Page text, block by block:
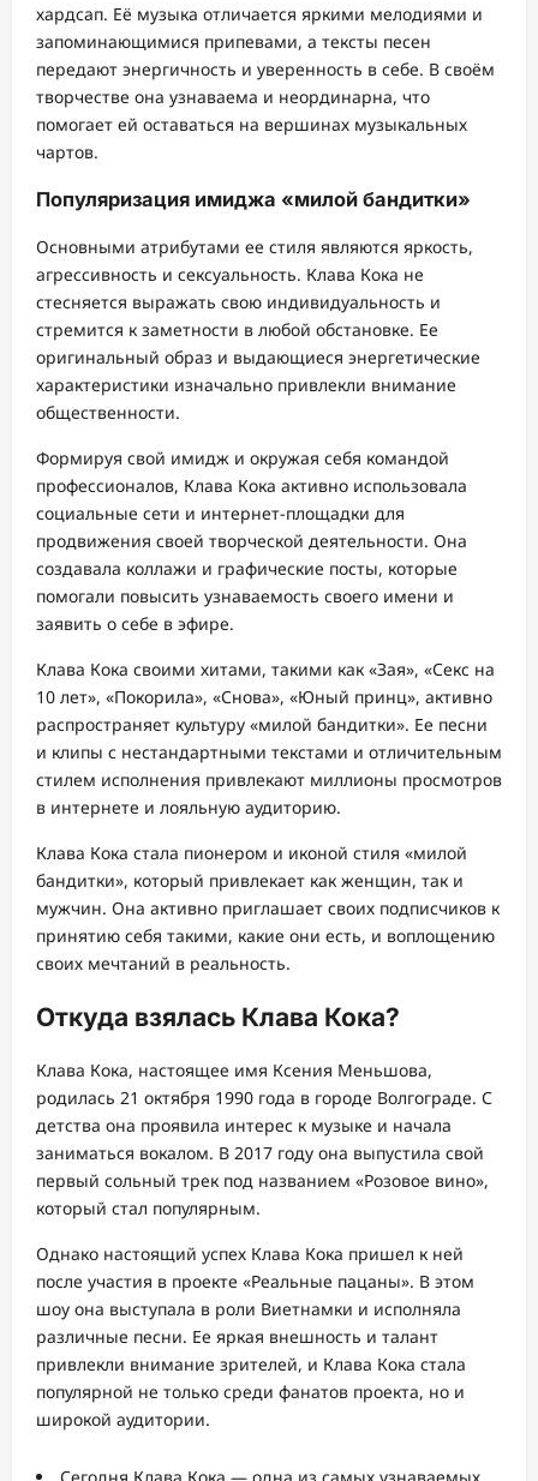
хардсап. Её музыка отличается яркими мелодиями и
запоминающимися припевами, а тексты песен
передают энергичность и уверенность в себе. В своём
творчестве она узнаваема и неординарна, что
помогает ей оставаться на вершинах музыкальных
чартов.
Популяризация имиджа «милой бандитки»
Основными атрибутами ее стиля являются яркость,
агрессивность и сексуальность. Клава Кока не
стесняется выражать свою индивидуальность и
стремится к заметности в любой обстановке. Ее
оригинальный образ и выдающиеся энергетические
характеристики изначально привлекли внимание
общественности.
Формируя свой имидж и окружая себя командой
профессионалов, Клава Кока активно использовала
социальные сети и интернет-площадки для
продвижения своей творческой деятельности. Она
создавала коллажи и графические посты, которые
помогали повысить узнаваемость своего имени и
заявить о себе в эфире.
Клава Кока своими хитами, такими как «Зая», «Секс на
10 лет», «Покорила», «Снова», «Юный принц», активно
распространяет культуру «милой бандитки». Ее песни
и клипы с нестандартными текстами и отличительным
стилем исполнения привлекают миллионы просмотров
в интернете и лояльную аудиторию.
Клава Кока стала пионером и иконой стиля «милой
бандитки», который привлекает как женщин, так и
мужчин. Она активно приглашает своих подписчиков к
принятию себя такими, какие они есть, и воплощению
своих мечтаний в реальность.
Откуда взялась Клава Кока?
Клава Кока, настоящее имя Ксения Меньшова,
родилась 21 октября 1990 года в городе Волгограде. С
детства она проявила интерес к музыке и начала
заниматься вокалом. В 2017 году она выпустила свой
первый сольный трек под названием «Розовое вино»,
который стал популярным.
Однако настоящий успех Клава Кока пришел к ней
после участия в проекте «Реальные пацаны». В этом
шоу она выступала в роли Виетнамки и исполняла
различные песни. Ее яркая внешность и талант
привлекли внимание зрителей, и Клава Кока стала
популярной не только среди фанатов проекта, но и
широкой аудитории.